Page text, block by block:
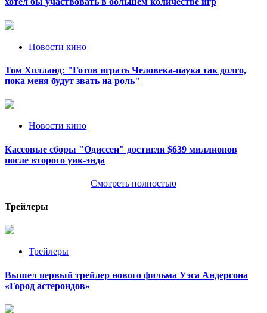
Новости кино
Том Холланд: "Готов играть Человека-паука так долго,
пока меня будут звать на роль"
Новости кино
Кассовые сборы "Одиссеи" достигли $639 миллионов
после второго уик-энда
Смотреть полностью
Трейлеры
Трейлеры
Вышел первый трейлер нового фильма Уэса Андерсона
«Город астероидов»